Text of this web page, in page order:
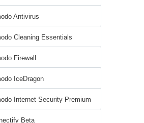
Antivirus
Cleaning Essentials
Firewall
IceDragon
Internet Security Premium
Beta